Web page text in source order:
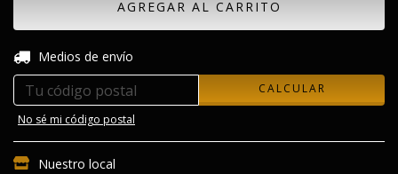
Entregas para el CP:
Medios de envío
CALCULAR
No sé mi código postal
Nuestro local